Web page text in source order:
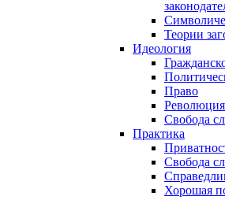
Теории
Идеология
Право
Свобода
Практика
Свобода
Хорошая